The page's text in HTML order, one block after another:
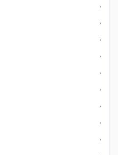
›
›
›
›
›
›
›
›
›